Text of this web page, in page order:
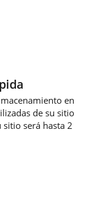
en
de su sitio
será hasta 2